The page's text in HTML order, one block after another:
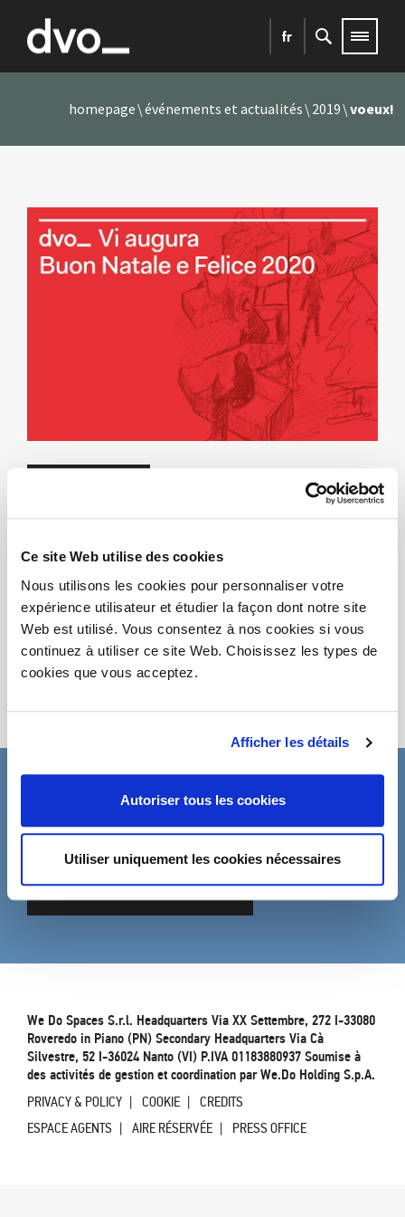
Ce site Web utilise des cookies
Nous utilisons les cookies pour personnaliser votre
expérience utilisateur et étudier la façon dont notre site
Web est utilisé. Vous consentez à nos cookies si vous
continuez à utiliser ce site Web. Choisissez les types de
cookies que vous acceptez.
Afficher les détails
Autoriser tous les cookies
Utiliser uniquement les cookies nécessaires
fr
homepage événements et actualités 2019 voeux!
Télécharger PDF
Partage
ABONNEZ-VOUS À LA NEWSLETTER
Remplissez le formulaire pour être mis à jour sur les
Iscriviti
We Do Spaces S.r.l. Headquarters Via XX Settembre, 272 I-33080
Roveredo in Piano (PN) Secondary Headquarters Via Cà
Silvestre, 52 I-36024 Nanto (VI) P.IVA 01183880937 Soumise à
des activités de gestion et coordination par We.Do Holding S.p.A.
PRIVACY & POLICY COOKIE
CREDITS
ESPACE AGENTS
AIRE RÉSERVÉE PRESS OFFICE